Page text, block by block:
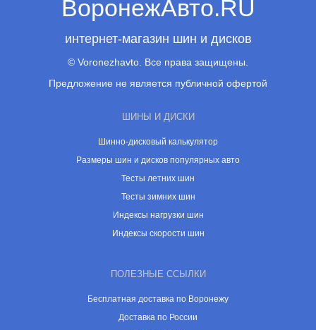
ВоронежАвто.RU
интернет-магазин шин и дисков
© Voronezhavto. Все права защищены.
Предложение не является публичной офертой
ШИНЫ И ДИСКИ
Шинно-дисковый калькулятор
Размеры шин и дисков популярных авто
Тесты летних шин
Тесты зимних шин
Индексы нагрузки шин
Индексы скорости шин
ПОЛЕЗНЫЕ ССЫЛКИ
Бесплатная доставка по Воронежу
Доставка по России